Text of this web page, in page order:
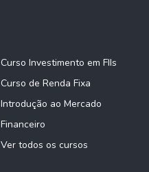
Curso Investimento em FIIs
Curso de Renda Fixa
Introdução ao Mercado
Financeiro
Ver todos os cursos